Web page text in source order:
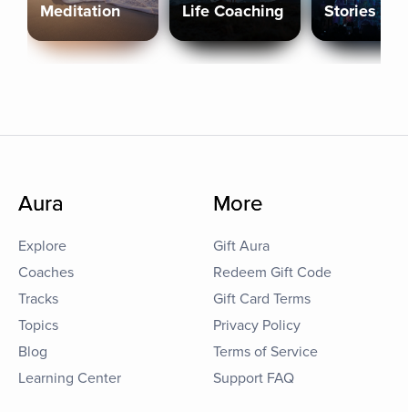
Meditation Life Coaching Stories
Aura
Explore
Coaches
Tracks
Topics
Blog
Learning Center
More
Gift Aura
Redeem Gift Code
Gift Card Terms
Privacy Policy
Terms of Service
Support FAQ